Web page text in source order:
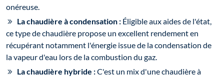
onéreuse.
La chaudière à condensation : Éligible aux aides de l'état,
ce type de chaudière propose un excellent rendement en
récupérant notamment l'énergie issue de la condensation de
la vapeur d'eau lors de la combustion du gaz.
La chaudière hybride :C'est un mix d'une chaudière à